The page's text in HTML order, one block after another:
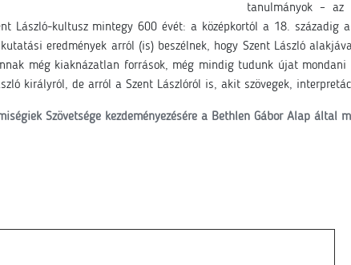
tanulmányok – az
László-kultusz mintegy 600 évét: a középkortól a 18.
eredmények arról (is) beszélnek, hogy Szent László
még kiaknázatlan források, még mindig tudunk újat
királyról, de arról a Szent Lászlóról is, akit szövegek,
Szövetsége kezdeményezésére a Bethlen Gábor Alap